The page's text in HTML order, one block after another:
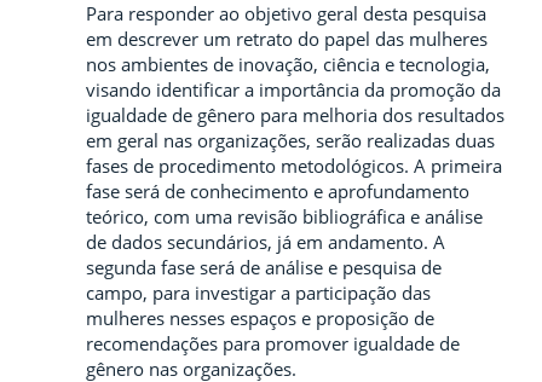
Para responder ao objetivo geral desta pesquisa
em descrever um retrato do papel das mulheres
nos ambientes de inovação, ciência e tecnologia,
visando identificar a importância da promoção da
igualdade de gênero para melhoria dos resultados
em geral nas organizações, serão realizadas duas
fases de procedimento metodológicos. A primeira
fase será de conhecimento e aprofundamento
teórico, com uma revisão bibliográfica e análise
de dados secundários, já em andamento. A
segunda fase será de análise e pesquisa de
campo, para investigar a participação das
mulheres nesses espaços e proposição de
recomendações para promover igualdade de
gênero nas organizações.